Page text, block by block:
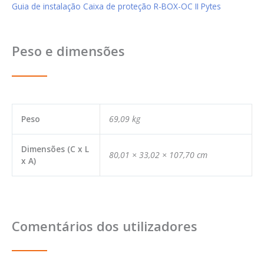
Guia de instalação Caixa de proteção R-BOX-OC II Pytes
Peso e dimensões
Peso 69,09 kg
Dimensões (C x L
x A)
80,01 × 33,02 × 107,70 cm
Comentários dos utilizadores